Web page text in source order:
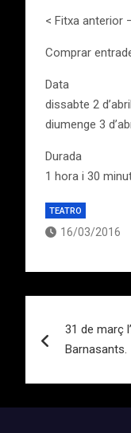
< Fitxa anterior
Comprar
Data
dissabte 2
diumenge 3
Durada
1 hora i 30
TEATRO
16/03/2016
de
entradas
31 de març
Barnasants.